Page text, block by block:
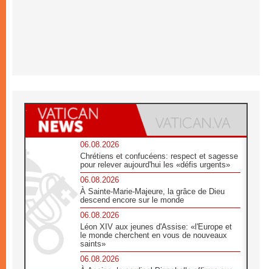
06.08.2026
Chrétiens et confucéens: respect et sagesse
pour relever aujourd'hui les «défis urgents»
06.08.2026
À Sainte-Marie-Majeure, la grâce de Dieu
descend encore sur le monde
06.08.2026
Léon XIV aux jeunes d'Assise: «l'Europe et
le monde cherchent en vous de nouveaux
saints»
06.08.2026